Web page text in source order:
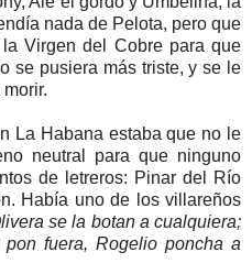
nada de Pelota, pero que
Virgen del Cobre para que
se pusiera más triste, y se le
La Habana estaba que no le
neutral para que ninguno
de letreros: Pinar del Río
Había uno de los villareños
se la botan a cualquiera;
pon fuera, Rogelio poncha a